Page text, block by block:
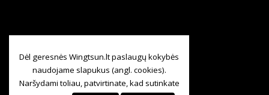
Dėl geresnės Wingtsun.lt paslaugų kokybės
naudojame slapukus (angl. cookies).
Naršydami toliau, patvirtinate, kad sutinkate